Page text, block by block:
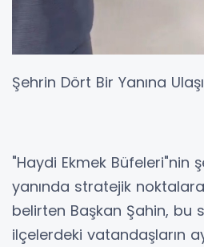
Şehrin Dört Bir Yanına
"Haydi Ekmek Büfeleri"nin
yanında stratejik noktalara
belirten Başkan Şahin, bu
ilçelerdeki vatandaşların